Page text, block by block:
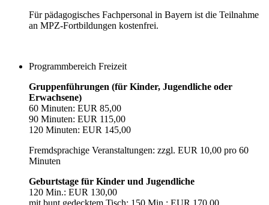
Für pädagogisches Fachpersonal in Bayern ist die Teilnahme
an MPZ-Fortbildungen kostenfrei.
Programmbereich Freizeit
Gruppenführungen (für Kinder, Jugendliche oder
Erwachsene)
60 Minuten: EUR 85,00
90 Minuten: EUR 115,00
120 Minuten: EUR 145,00
Fremdsprachige Veranstaltungen: zzgl. EUR 10,00 pro 60
Minuten
Geburtstage für Kinder und Jugendliche
120 Min.: EUR 130,00
mit bunt gedecktem Tisch: 150 Min.: EUR 170,00